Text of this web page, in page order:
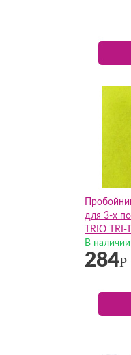
для 3-х
TRIO TRI-
В наличии
284Р